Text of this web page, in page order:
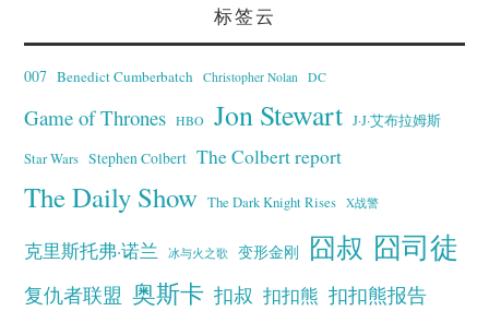
标签云
007 Benedict Cumberbatch Christopher Nolan DC
Game of Thrones HBO Jon Stewart J·J·艾布拉姆斯
Star Wars Stephen Colbert The Colbert report
The Daily Show The Dark Knight Rises X战警
克里斯托弗·诺兰 冰与火之歌 变形金刚 囧叔 囧司徒
复仇者联盟 奥斯卡 扣叔 扣扣熊 扣扣熊报告